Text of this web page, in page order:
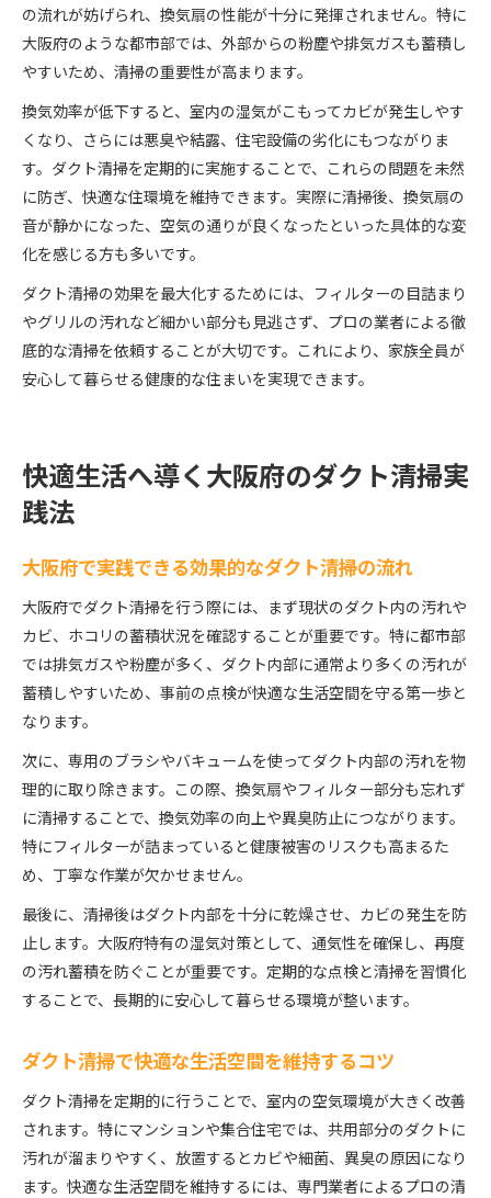
の流れが妨げられ、換気扇の性能が十分に発揮されません。特に
大阪府のような都市部では、外部からの粉塵や排気ガスも蓄積し
やすいため、清掃の重要性が高まります。
換気効率が低下すると、室内の湿気がこもってカビが発生しやす
くなり、さらには悪臭や結露、住宅設備の劣化にもつながりま
す。ダクト清掃を定期的に実施することで、これらの問題を未然
に防ぎ、快適な住環境を維持できます。実際に清掃後、換気扇の
音が静かになった、空気の通りが良くなったといった具体的な変
化を感じる方も多いです。
ダクト清掃の効果を最大化するためには、フィルターの目詰まり
やグリルの汚れなど細かい部分も見逃さず、プロの業者による徹
底的な清掃を依頼することが大切です。これにより、家族全員が
安心して暮らせる健康的な住まいを実現できます。
快適生活へ導く大阪府のダクト清掃実
践法
大阪府で実践できる効果的なダクト清掃の流れ
大阪府でダクト清掃を行う際には、まず現状のダクト内の汚れや
カビ、ホコリの蓄積状況を確認することが重要です。特に都市部
では排気ガスや粉塵が多く、ダクト内部に通常より多くの汚れが
蓄積しやすいため、事前の点検が快適な生活空間を守る第一歩と
なります。
次に、専用のブラシやバキュームを使ってダクト内部の汚れを物
理的に取り除きます。この際、換気扇やフィルター部分も忘れず
に清掃することで、換気効率の向上や異臭防止につながります。
特にフィルターが詰まっていると健康被害のリスクも高まるた
め、丁寧な作業が欠かせません。
最後に、清掃後はダクト内部を十分に乾燥させ、カビの発生を防
止します。大阪府特有の湿気対策として、通気性を確保し、再度
の汚れ蓄積を防ぐことが重要です。定期的な点検と清掃を習慣化
することで、長期的に安心して暮らせる環境が整います。
ダクト清掃で快適な生活空間を維持するコツ
ダクト清掃を定期的に行うことで、室内の空気環境が大きく改善
されます。特にマンションや集合住宅では、共用部分のダクトに
汚れが溜まりやすく、放置するとカビや細菌、異臭の原因になり
ます。快適な生活空間を維持するには、専門業者によるプロの清